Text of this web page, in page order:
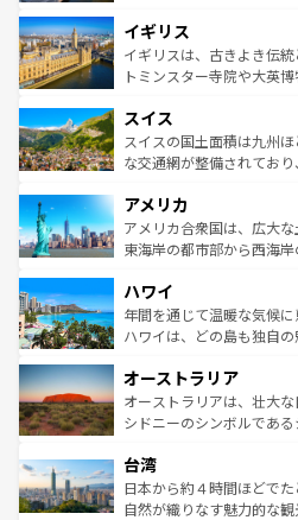
いる。シャンパンの発祥地
香り高いラベンダー畑な
らに、パリ以外の地域に
れる地方に足を運ぶとそ
きるだろう。 なお
を参照してほしい。
顔を持つこの国は、どこを
ルリンの文化的活気、バ
してライン川沿いのワイ
は、お酒好きな人にはぜひ体験し
ドイツ情報はコンテンツ一
イギリス
イギリスは、古きよき伝
トミンスター寺院や大英
リアごとに異なる魅力が
ティー、ビール好きには
戦など、本場だからこそ
ンツ一覧を参照してほしい。
スイス
スイスの国土面積は九州
な交通網が整備されてお
の建物がそのまま残る町や
博物館もあり、アルプス観
ことができる。国民の所
ば市内交通費無料で観光を楽し
着のスイス情報はコンテン
アメリカ
アメリカ合衆国は、広大な
東海岸の都市部から西海
のような巨大都市は、観光
ンメントが詰まった刺激
西部には大自然が広がり
部のニューオーリンズでは
文化が魅力。旅行者はアメ
しみながら、その多様性
ならではの贅沢な旅のスタイルだ。 なお、
情報はコンテンツ一覧を参
ハワイ
年間を通じて温暖な気候
ハワイは、どの島も独自
ワイ島は見逃せない。また
島だが、静かな自然を求め
おすすめ。エメラルドグ
れるおもてなしの心で訪れ
人々、おいしいローカル
ク、伝統的なフラダンス
オーストラリア
オーストラリアは、壮大な
シドニーのシンボルであ
リアリーフや大陸中央部に
ク）、タスマニアの美し
ど、見どころがたくさん
台湾
日本から約４時間ほどで
自然が織りなす魅力的な